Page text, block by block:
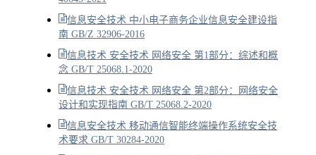
信息安全技术 中小电子商务企业信息安全建设指
南 GB/Z 32906-2016
信息技术 安全技术 网络安全 第1部分：综述和概
念 GB/T 25068.1-2020
信息技术 安全技术 网络安全 第2部分：网络安全
设计和实现指南 GB/T 25068.2-2020
信息安全技术 移动通信智能终端操作系统安全技
术要求 GB/T 30284-2020